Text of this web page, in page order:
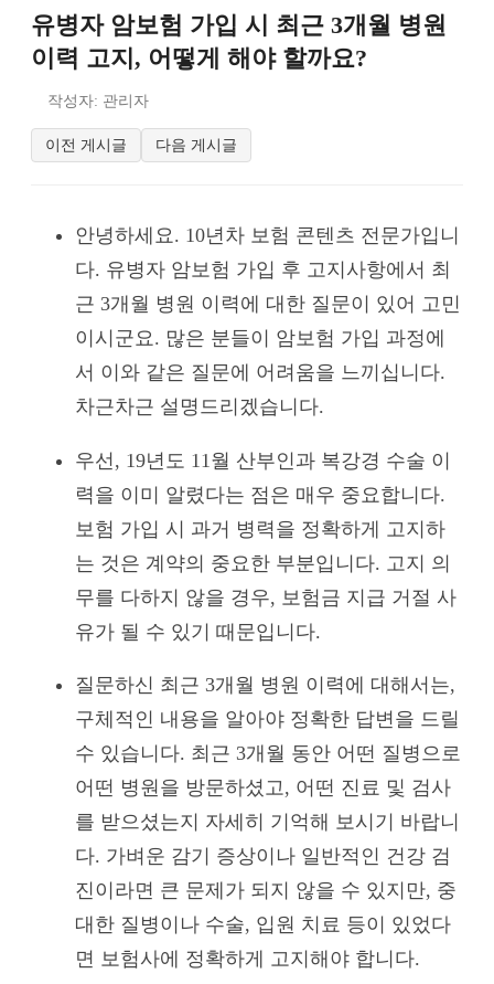
유병자 암보험 가입 시 최근 3개월 병원
이력 고지, 어떻게 해야 할까요?
작성자: 관리자
이전 게시글 다음 게시글
안녕하세요. 10년차 보험 콘텐츠 전문가입니
다. 유병자 암보험 가입 후 고지사항에서 최
근 3개월 병원 이력에 대한 질문이 있어 고민
이시군요. 많은 분들이 암보험 가입 과정에
서 이와 같은 질문에 어려움을 느끼십니다.
차근차근 설명드리겠습니다.
우선, 19년도 11월 산부인과 복강경 수술 이
력을 이미 알렸다는 점은 매우 중요합니다.
보험 가입 시 과거 병력을 정확하게 고지하
는 것은 계약의 중요한 부분입니다. 고지 의
무를 다하지 않을 경우, 보험금 지급 거절 사
유가 될 수 있기 때문입니다.
질문하신 최근 3개월 병원 이력에 대해서는,
구체적인 내용을 알아야 정확한 답변을 드릴
수 있습니다. 최근 3개월 동안 어떤 질병으로
어떤 병원을 방문하셨고, 어떤 진료 및 검사
를 받으셨는지 자세히 기억해 보시기 바랍니
다. 가벼운 감기 증상이나 일반적인 건강 검
진이라면 큰 문제가 되지 않을 수 있지만, 중
대한 질병이나 수술, 입원 치료 등이 있었다
면 보험사에 정확하게 고지해야 합니다.